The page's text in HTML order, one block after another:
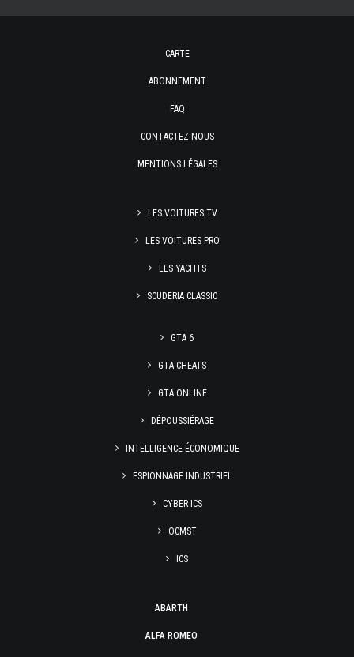
CARTE
ABONNEMENT
FAQ
CONTACTEZ-NOUS
MENTIONS LÉGALES
LES VOITURES TV
LES VOITURES PRO
LES YACHTS
SCUDERIA CLASSIC
GTA 6
GTA CHEATS
GTA ONLINE
DÉPOUSSIÉRAGE
INTELLIGENCE ÉCONOMIQUE
ESPIONNAGE INDUSTRIEL
CYBER ICS
OCMST
ICS
ABARTH
ALFA ROMEO